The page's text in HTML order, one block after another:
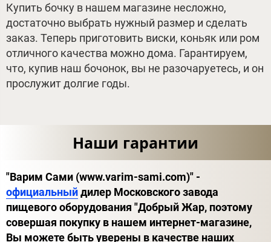
Купить бочку в нашем магазине несложно,
достаточно выбрать нужный размер и сделать
заказ. Теперь приготовить виски, коньяк или ром
отличного качества можно дома. Гарантируем,
что, купив наш бочонок, вы не разочаруетесь, и он
прослужит долгие годы.
Наши гарантии
"Варим Сами (www.varim-sami.com)" -
официальныйдилер Московского завода
пищевого оборудования "Добрый Жар, поэтому
совершая покупку в нашем интернет-магазине,
Вы можете быть уверены в качестве наших